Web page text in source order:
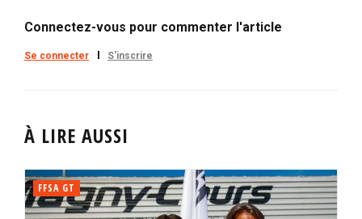
Connectez-vous pour commenter l'article
Se connecter S'inscrire
À LIRE AUSSI
FFSA GT